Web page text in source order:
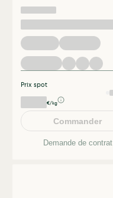
Prix spot
€/kg
Commander
Demande de contrat